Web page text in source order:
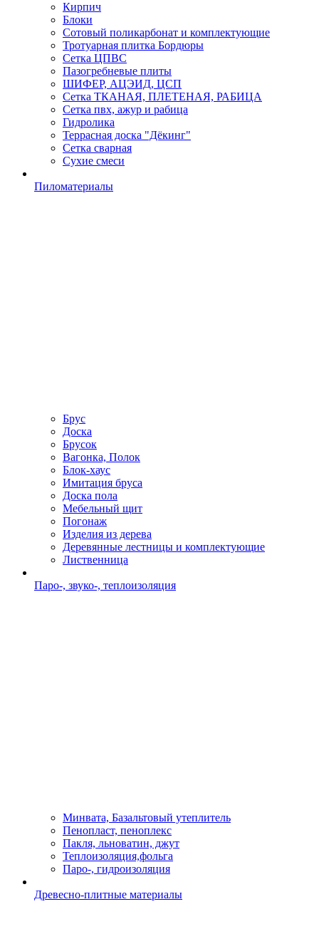
Кирпич
Блоки
Сотовый поликарбонат и комплектующие
Тротуарная плитка Бордюры
Сетка ЦПВС
Пазогребневые плиты
ШИФЕР, АЦЭИД, ЦСП
Сетка ТКАНАЯ, ПЛЕТЕНАЯ, РАБИЦА
Сетка пвх, ажур и рабица
Гидролика
Террасная доска "Дёкинг"
Сетка сварная
Сухие смеси
Пиломатериалы
Брус
Доска
Брусок
Вагонка, Полок
Блок-хаус
Имитация бруса
Доска пола
Мебельный щит
Погонаж
Изделия из дерева
Деревянные лестницы и комплектующие
Лиственница
Паро-, звуко-, теплоизоляция
Минвата, Базальтовый утеплитель
Пенопласт, пеноплекс
Пакля, льноватин, джут
Теплоизоляция,фольга
Паро-, гидроизоляция
Древесно-плитные материалы